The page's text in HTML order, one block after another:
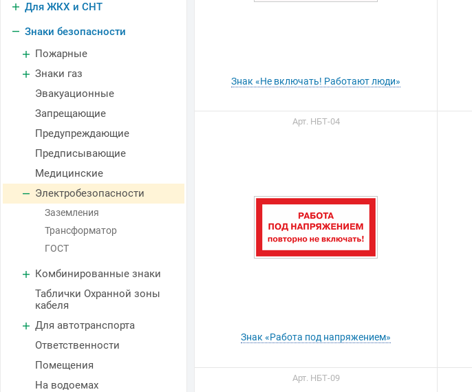
Для ЖКХ и СНТ
Знаки безопасности
Пожарные
Знаки газ
Эвакуационные
Запрещающие
Предупреждающие
Предписывающие
Медицинские
Электробезопасности
Заземления
Трансформатор
ГОСТ
Комбинированные знаки
Таблички Охранной зоны
кабеля
Для автотранспорта
Ответственности
Помещения
На водоемах
Знак «Не включать! Работают люди»
Арт. НБТ-04
Знак «Работа под напряжением»
Арт. НБТ-09